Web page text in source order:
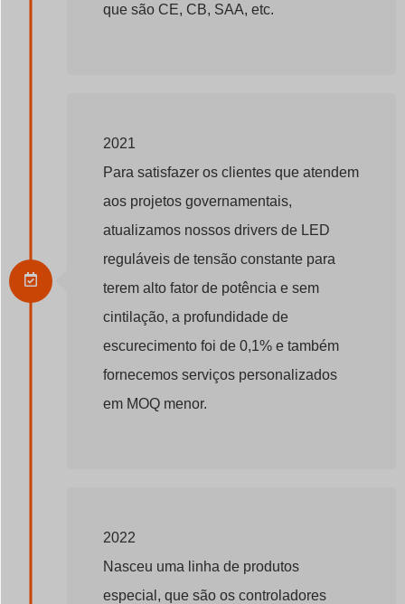
que são CE, CB, SAA, etc.
2021
Para satisfazer os clientes que atendem
aos projetos governamentais,
atualizamos nossos drivers de LED
reguláveis de tensão constante para
terem alto fator de potência e sem
cintilação, a profundidade de
escurecimento foi de 0,1% e também
fornecemos serviços personalizados
em MOQ menor.
2022
Nasceu uma linha de produtos
especial, que são os controladores